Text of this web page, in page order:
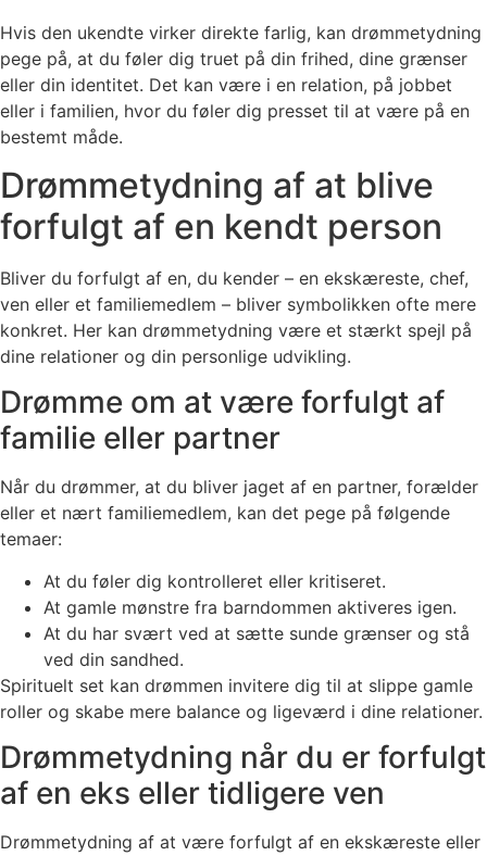
Hvis den ukendte virker direkte farlig, kan drømmetydning
pege på, at du føler dig truet på din frihed, dine grænser
eller din identitet. Det kan være i en relation, på jobbet
eller i familien, hvor du føler dig presset til at være på en
bestemt måde.
Drømmetydning af at blive
forfulgt af en kendt person
Bliver du forfulgt af en, du kender – en ekskæreste, chef,
ven eller et familiemedlem – bliver symbolikken ofte mere
konkret. Her kan drømmetydning være et stærkt spejl på
dine relationer og din personlige udvikling.
Drømme om at være forfulgt af
familie eller partner
Når du drømmer, at du bliver jaget af en partner, forælder
eller et nært familiemedlem, kan det pege på følgende
temaer:
At du føler dig kontrolleret eller kritiseret.
At gamle mønstre fra barndommen aktiveres igen.
At du har svært ved at sætte sunde grænser og stå
ved din sandhed.
Spirituelt set kan drømmen invitere dig til at slippe gamle
roller og skabe mere balance og ligeværd i dine relationer.
Drømmetydning når du er forfulgt
af en eks eller tidligere ven
Drømmetydning af at være forfulgt af en ekskæreste eller